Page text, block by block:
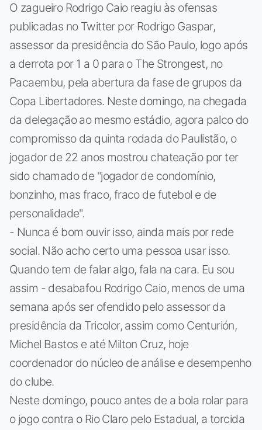
O zagueiro Rodrigo Caio reagiu às ofensas
publicadas no Twitter por Rodrigo Gaspar,
assessor da presidência do São Paulo, logo após
a derrota por 1 a 0 para o The Strongest, no
Pacaembu, pela abertura da fase de grupos da
Copa Libertadores. Neste domingo, na chegada
da delegação ao mesmo estádio, agora palco do
compromisso da quinta rodada do Paulistão, o
jogador de 22 anos mostrou chateação por ter
sido chamado de "jogador de condomínio,
bonzinho, mas fraco, fraco de futebol e de
personalidade".
- Nunca é bom ouvir isso, ainda mais por rede
social. Não acho certo uma pessoa usar isso.
Quando tem de falar algo, fala na cara. Eu sou
assim - desabafou Rodrigo Caio, menos de uma
semana após ser ofendido pelo assessor da
presidência da Tricolor, assim como Centurión,
Michel Bastos e até Milton Cruz, hoje
coordenador do núcleo de análise e desempenho
do clube.
Neste domingo, pouco antes de a bola rolar para
o jogo contra o Rio Claro pelo Estadual, a torcida